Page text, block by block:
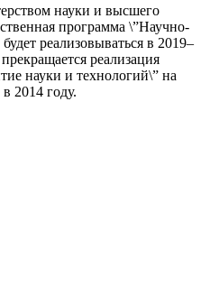
науки и высшего
программа \”Научно-
реализовываться в 2019–
реализация
науки и технологий\” на
2014 году.